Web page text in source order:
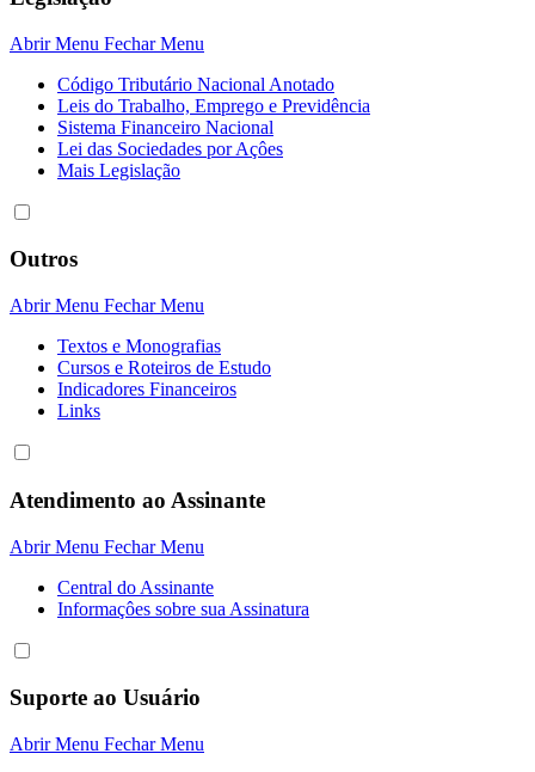
Abrir Menu Fechar Menu
Código Tributário Nacional Anotado
Leis do Trabalho, Emprego e Previdência
Sistema Financeiro Nacional
Lei das Sociedades por Açôes
Mais Legislação
Outros
Abrir Menu Fechar Menu
Textos e Monografias
Cursos e Roteiros de Estudo
Indicadores Financeiros
Links
Atendimento ao Assinante
Abrir Menu Fechar Menu
Central do Assinante
Informaçôes sobre sua Assinatura
Suporte ao Usuário
Abrir Menu Fechar Menu